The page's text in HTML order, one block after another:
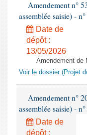
Amendement n°
assemblée saisie) -
Date de
dépôt :
13/05/2026
Amendement de
Voir le dossier (Projet
Amendement n°
assemblée saisie) -
Date de
dépôt :